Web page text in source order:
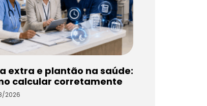
extra e plantão na saúde:
calcular corretamente
2026